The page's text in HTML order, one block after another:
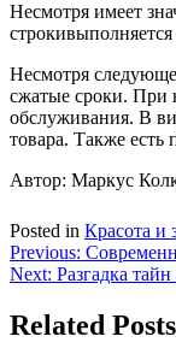
Несмотря имеет
Несмотря
сжатые сроки. При
обслуживания. В
товара. Также
Автор: Маркус
Posted in Красота и
Навигация
по
записям
Previous:
Next: Разгадка
Related Posts